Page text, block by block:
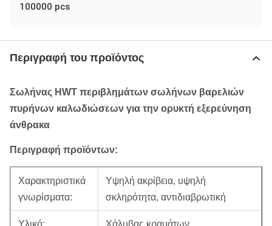
100000 pcs
Περιγραφή του προϊόντος
Σωλήνας HWT περιβλημάτων σωλήνων βαρελιών
πυρήνων καλωδιώσεων για την ορυκτή εξερεύνηση
άνθρακα
Περιγραφή προϊόντων:
Χαρακτηριστικά
γνωρίσματα:
Υψηλή ακρίβεια, υψηλή
σκληρότητα, αντιδιαβρωτική
Υλικό: Χάλυβας κραμάτων